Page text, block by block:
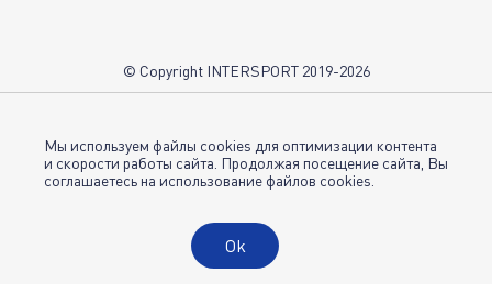
Магазины INTERSPORT
© Copyright INTERSPORT 2019-2026
Политика конфиденциальности
Публичная оферта
Мы используем файлы cookies для оптимизации контента
и скорости работы сайта. Продолжая посещение сайта, Вы
соглашаетесь на использование файлов cookies.
Ok